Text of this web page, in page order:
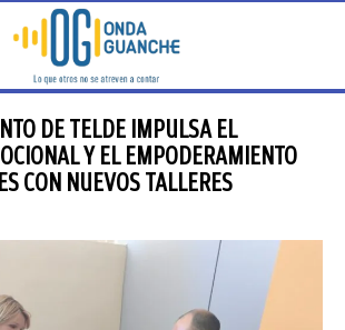
DE TELDE IMPULSA EL
Y EL EMPODERAMIENTO
CON NUEVOS TALLERES